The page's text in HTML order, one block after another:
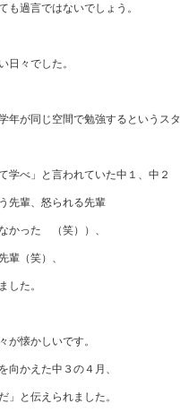
も過言ではないでしょう。
日々でした。
年が同じ空間で勉強するというスタ
学べ」と言われていた中１、中２
先輩、怒られる先輩
かった （笑））、
輩（笑）、
した。
が懐かしいです。
向かえた中３の４月、
」と伝えられました。